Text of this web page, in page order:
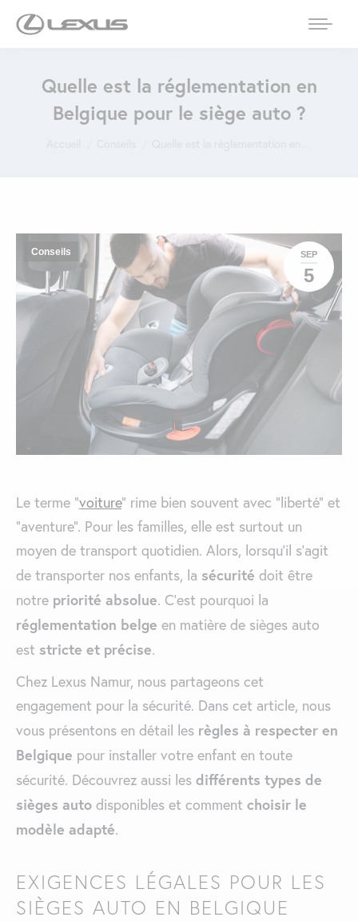
Quelle est la réglementation en
Belgique pour le siège auto ?
SEP
5
Conseils
Le terme “voiture” rime bien souvent avec “liberté” et
“aventure”. Pour les familles, elle est surtout un
moyen de transport quotidien. Alors, lorsqu’il s’agit
de transporter nos enfants, la sécurité doit être
notre priorité absolue. C’est pourquoi la
réglementation belge en matière de sièges auto
est stricte et précise.
Chez Lexus Namur, nous partageons cet
engagement pour la sécurité. Dans cet article, nous
vous présentons en détail les règles à respecter en
Belgique pour installer votre enfant en toute
sécurité. Découvrez aussi les différents types de
sièges auto disponibles et comment choisir le
modèle adapté.
EXIGENCES LÉGALES POUR LES
SIÈGES AUTO EN BELGIQUE